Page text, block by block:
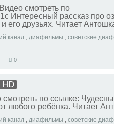
смотреть по
Интересный рассказ про
его друзьях. Читает
канал , диафильмы , советские
0
HD
по ссылке:
любого ребёнка. Читает
канал , диафильмы , советские